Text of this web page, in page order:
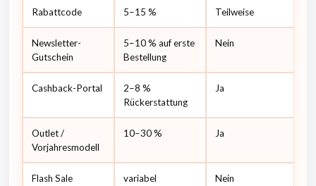
Rabattcode 5–15 % Teilweise
Newsletter-
Gutschein
5–10 % auf erste
Bestellung
Nein
Cashback-Portal
2–8 %
Rückerstattung
Ja
Outlet /
Vorjahresmodell
10–30 % Ja
Flash Sale variabel Nein